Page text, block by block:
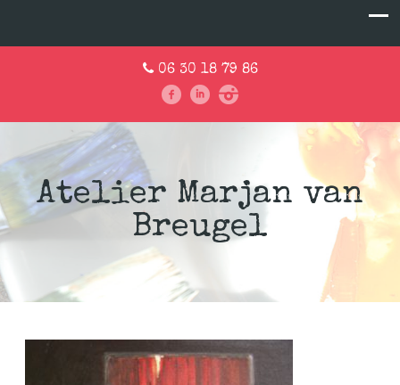
06 30 18 79 86
Atelier Marjan van
Breugel